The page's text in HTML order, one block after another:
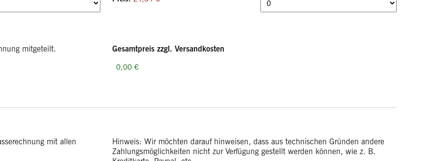
mitgeteilt. Gesamtpreis zzgl. Versandkosten
mit allen
Hinweis: Wir möchten darauf hinweisen, dass aus technischen Gründen andere
Zahlungsmöglichkeiten nicht zur Verfügung gestellt werden können, wie z. B.